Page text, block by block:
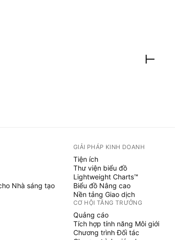
Nhà sáng tạo
GIẢI PHÁP KINH DOANH
Tiện ích
Thư viện biểu đồ
Lightweight Charts™
Biểu đồ Nâng cao
Nền tảng Giao dịch
CƠ HỘI TĂNG TRƯỞNG
Quảng cáo
Tích hợp tính năng Môi giới
Chương trình Đối tác